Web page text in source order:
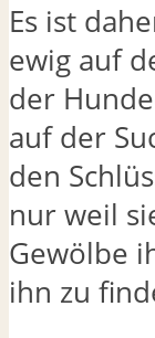
Es ist
ewig auf
der
auf der
den
nur weil
Gewölbe
ihn zu